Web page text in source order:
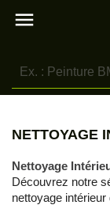

NETTOYAGE
Nettoyage
Découvrez notre
nettoyage